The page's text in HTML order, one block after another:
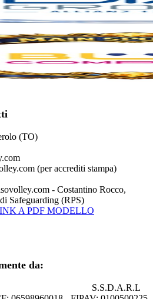
(TO)
(per accrediti stampa)
- Costantino Rocco,
Safeguarding (RPS)
A PDF MODELLO
da:
S.S.D.A.R.L